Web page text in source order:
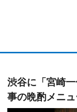
渋谷に「宮崎
事の晩酌メニ